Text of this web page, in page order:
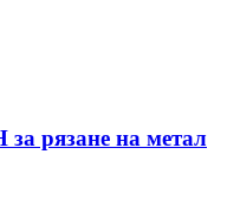
рязане на метал